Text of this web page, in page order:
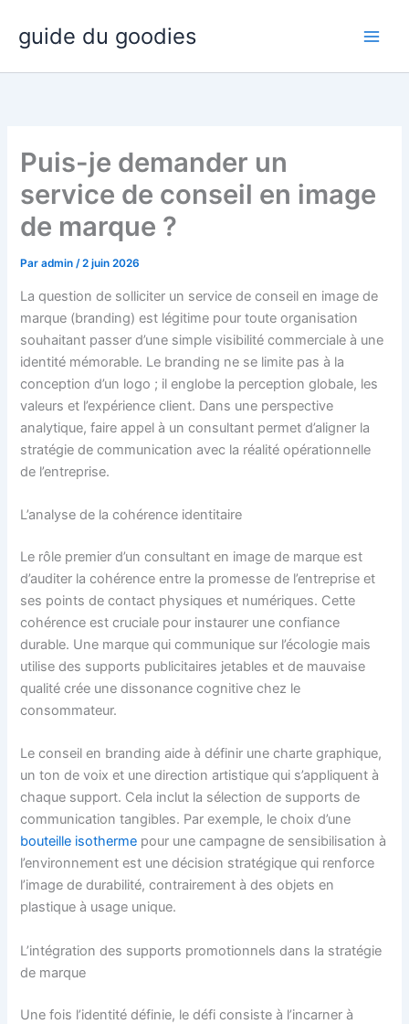
contenu
guide du goodies
Puis-je demander un
service de conseil en image
de marque ?
Paradmin/2 juin 2026
La question de solliciter un service de conseil en image de
marque (branding) est légitime pour toute organisation
souhaitant passer d’une simple visibilité commerciale à une
identité mémorable. Le branding ne se limite pas à la
conception d’un logo ; il englobe la perception globale, les
valeurs et l’expérience client. Dans une perspective
analytique, faire appel à un consultant permet d’aligner la
stratégie de communication avec la réalité opérationnelle
de l’entreprise.
L’analyse de la cohérence identitaire
Le rôle premier d’un consultant en image de marque est
d’auditer la cohérence entre la promesse de l’entreprise et
ses points de contact physiques et numériques. Cette
cohérence est cruciale pour instaurer une confiance
durable. Une marque qui communique sur l’écologie mais
utilise des supports publicitaires jetables et de mauvaise
qualité crée une dissonance cognitive chez le
consommateur.
Le conseil en branding aide à définir une charte graphique,
un ton de voix et une direction artistique qui s’appliquent à
chaque support. Cela inclut la sélection de supports de
communication tangibles. Par exemple, le choix d’une
bouteille isotherme pour une campagne de sensibilisation à
l’environnement est une décision stratégique qui renforce
l’image de durabilité, contrairement à des objets en
plastique à usage unique.
L’intégration des supports promotionnels dans la stratégie
de marque
Une fois l’identité définie, le défi consiste à l’incarner à